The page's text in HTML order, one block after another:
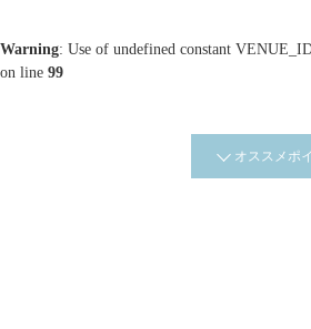
Warning: Use of undefined constant
on line 99
オススメポ